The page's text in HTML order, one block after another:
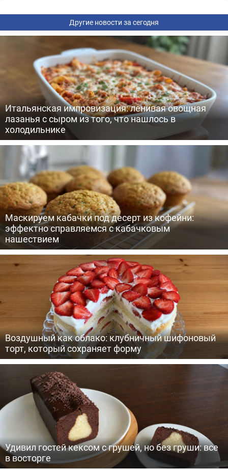
Другие новости за сегодня
Итальянская импровизация: ленивая овощная
лазанья с сыром из того, что нашлось в
холодильнике
Маскируем кабачки под десерт из кофейни:
эффектно справляемся с кабачковым
нашествием
Воздушный как облако: клубничный шифоновый
торт, который сохраняет форму
Удивил гостей кексом с грушей, но без груши: все
в восторге